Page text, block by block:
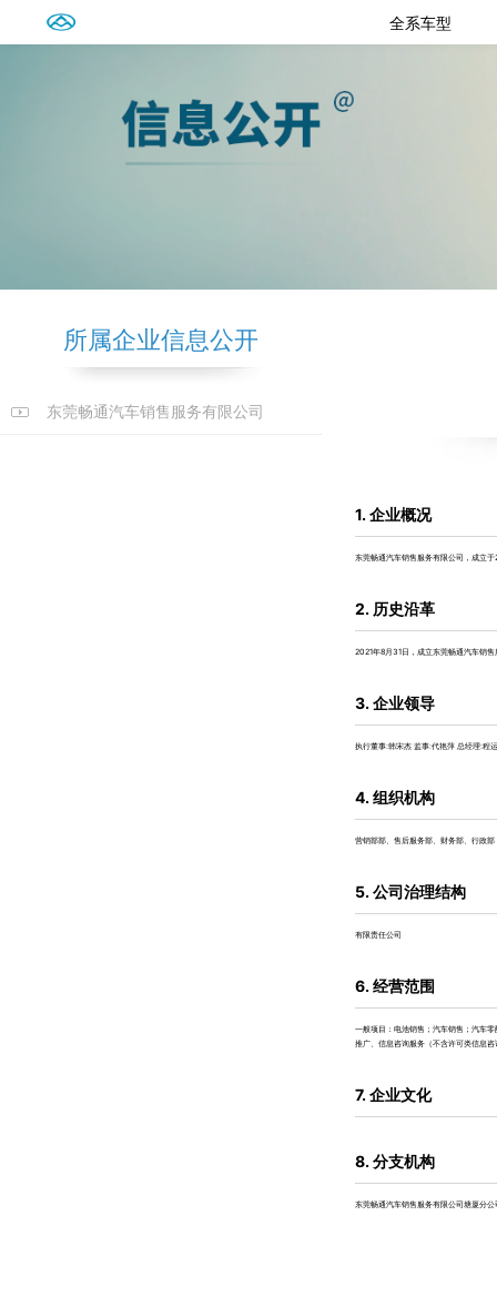
全系车型
所属企业信息公开
东莞畅通汽车销售服务有限公司
1. 企业概况
东莞畅通汽车销售服务有限公司，成立
2. 历史沿革
2021年8月31日，成立东莞畅通汽车销售
3. 企业领导
执行董事:韩宋杰 监事:代艳萍 总经理:程
4. 组织机构
营销部部、售后服务部、财务部、行政部
5. 公司治理结构
有限责任公司
6. 经营范围
一般项目：电池销售；汽车销售；汽车
推广、信息咨询服务（不含许可类信息
7. 企业文化
8. 分支机构
东莞畅通汽车销售服务有限公司塘厦分公